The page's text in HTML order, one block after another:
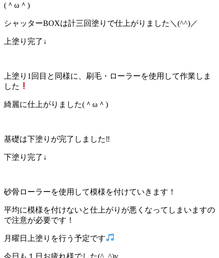
(＾ω＾)
シャッターBOXは計三回塗りで仕上がりました＼(^^)／
上塗り完了↓
上塗り1回目と同様に、刷毛・ローラーを使用して作業しま
した
綺麗に仕上がりました(＾ω＾)
基礎は下塗りが完了しました‼
下塗り完了↓
砂骨ローラーを使用して模様を付けていきます！
平均に模様を付けないと仕上がりが悪くなってしまいますの
で注意が必要です！
月曜日上塗りを行う予定です
今日も１日お疲れ様でした(^_^)v